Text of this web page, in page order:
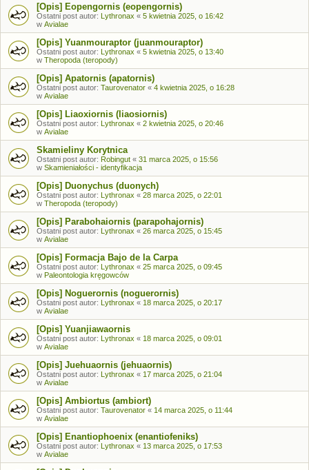
[Opis] Eopengornis (eopengornis)
Ostatni post autor: Lythronax « 5 kwietnia 2025, o 16:42
w Avialae
[Opis] Yuanmouraptor (juanmouraptor)
Ostatni post autor: Lythronax « 5 kwietnia 2025, o 13:40
w Theropoda (teropody)
[Opis] Apatornis (apatornis)
Ostatni post autor: Taurovenator « 4 kwietnia 2025, o 16:28
w Avialae
[Opis] Liaoxiornis (liaosiornis)
Ostatni post autor: Lythronax « 2 kwietnia 2025, o 20:46
w Avialae
Skamieliny Korytnica
Ostatni post autor: Robingut « 31 marca 2025, o 15:56
w Skamieniałości - identyfikacja
[Opis] Duonychus (duonych)
Ostatni post autor: Lythronax « 28 marca 2025, o 22:01
w Theropoda (teropody)
[Opis] Parabohaiornis (parapohajornis)
Ostatni post autor: Lythronax « 26 marca 2025, o 15:45
w Avialae
[Opis] Formacja Bajo de la Carpa
Ostatni post autor: Lythronax « 25 marca 2025, o 09:45
w Paleontologia kręgowców
[Opis] Noguerornis (noguerornis)
Ostatni post autor: Lythronax « 18 marca 2025, o 20:17
w Avialae
[Opis] Yuanjiawaornis
Ostatni post autor: Lythronax « 18 marca 2025, o 09:01
w Avialae
[Opis] Juehuaornis (jehuaornis)
Ostatni post autor: Lythronax « 17 marca 2025, o 21:04
w Avialae
[Opis] Ambiortus (ambiort)
Ostatni post autor: Taurovenator « 14 marca 2025, o 11:44
w Avialae
[Opis] Enantiophoenix (enantiofeniks)
Ostatni post autor: Lythronax « 13 marca 2025, o 17:53
w Avialae